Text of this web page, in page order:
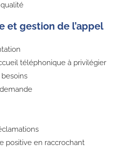
et gestion de l’appel
téléphonique à privilégier
positive en raccrochant